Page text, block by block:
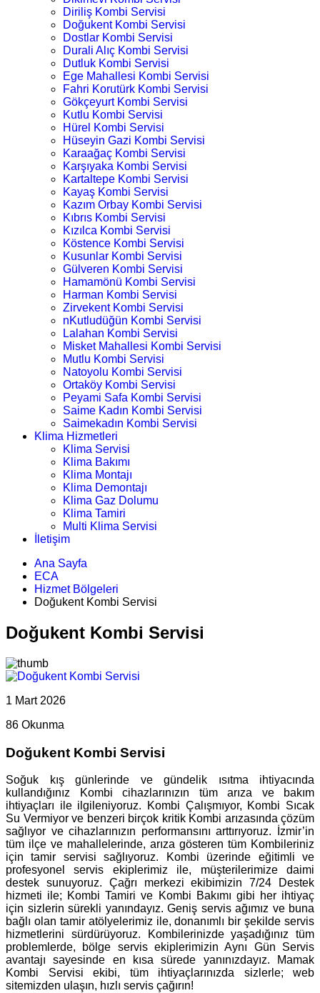
Diriliş Kombi Servisi
Doğukent Kombi Servisi
Dostlar Kombi Servisi
Durali Alıç Kombi Servisi
Dutluk Kombi Servisi
Ege Mahallesi Kombi Servisi
Fahri Korutürk Kombi Servisi
Gökçeyurt Kombi Servisi
Kutlu Kombi Servisi
Hürel Kombi Servisi
Hüseyin Gazi Kombi Servisi
Karaağaç Kombi Servisi
Karşıyaka Kombi Servisi
Kartaltepe Kombi Servisi
Kayaş Kombi Servisi
Kazım Orbay Kombi Servisi
Kıbrıs Kombi Servisi
Kızılca Kombi Servisi
Köstence Kombi Servisi
Kusunlar Kombi Servisi
Gülveren Kombi Servisi
Hamamönü Kombi Servisi
Harman Kombi Servisi
Zirvekent Kombi Servisi
nKutludüğün Kombi Servisi
Lalahan Kombi Servisi
Misket Mahallesi Kombi Servisi
Mutlu Kombi Servisi
Natoyolu Kombi Servisi
Ortaköy Kombi Servisi
Peyami Safa Kombi Servisi
Saime Kadın Kombi Servisi
Saimekadın Kombi Servisi
Klima Hizmetleri
Klima Servisi
Klima Bakımı
Klima Montajı
Klima Demontajı
Klima Gaz Dolumu
Klima Tamiri
Multi Klima Servisi
İletişim
Ana Sayfa
ECA
Hizmet Bölgeleri
Doğukent Kombi Servisi
Doğukent Kombi Servisi
1 Mart 2026
86 Okunma
Doğukent Kombi Servisi
Soğuk kış günlerinde ve gündelik ısıtma ihtiyacında
kullandığınız Kombi cihazlarınızın tüm arıza ve bakım
ihtiyaçları ile ilgileniyoruz. Kombi Çalışmıyor, Kombi Sıcak
Su Vermiyor ve benzeri birçok kritik Kombi arızasında çözüm
sağlıyor ve cihazlarınızın performansını arttırıyoruz. İzmir’in
tüm ilçe ve mahallelerinde, arıza gösteren tüm Kombileriniz
için tamir servisi sağlıyoruz. Kombi üzerinde eğitimli ve
profesyonel servis ekiplerimiz ile, müşterilerimize daimi
destek sunuyoruz. Çağrı merkezi ekibimizin 7/24 Destek
hizmeti ile; Kombi Tamiri ve Kombi Bakımı gibi her ihtiyaç
için sizlerin sürekli yanındayız. Geniş servis ağımız ve buna
bağlı olan tamir atölyelerimiz ile, donanımlı bir şekilde servis
hizmetlerini sürdürüyoruz. Kombilerinizde yaşadığınız tüm
problemlerde, bölge servis ekiplerimizin Aynı Gün Servis
avantajı sayesinde en kısa sürede yanınızdayız. Mamak
Kombi Servisi ekibi, tüm ihtiyaçlarınızda sizlerle; web
sitemizden ulaşın, hızlı servis çağırın!